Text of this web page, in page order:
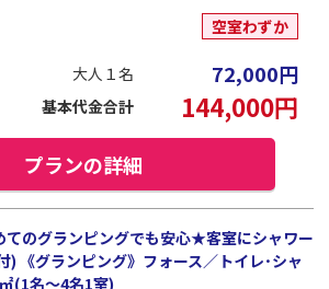
空室わずか
大人１名 72,000円
基本代金合計 144,000円
プランの詳細
てのグランピングでも安心★客室にシャワー
《グランピング》フォース／トイレ･シャ
(1名～4名1室)